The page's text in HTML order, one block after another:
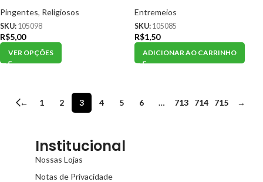
Pingentes, Religiosos
SKU: 105098
R$5,00
VER OPÇÕES
Entremeios
SKU: 105085
R$1,50
ADICIONAR AO CARRINHO
← 1 2 3 4 5 6 … 713 714 715 →
Institucional
Nossas Lojas
Notas de Privacidade